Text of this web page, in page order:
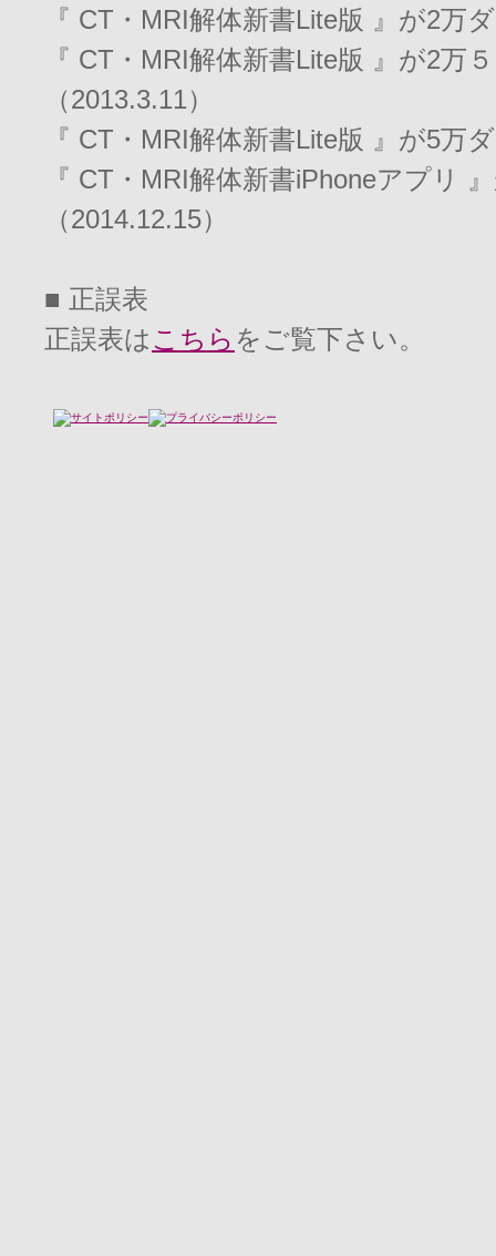
『 CT・MRI解体新書Lite版 』が2万
『 CT・MRI解体新書Lite版 』が2万
（2013.3.11）
『 CT・MRI解体新書Lite版 』が5万
『 CT・MRI解体新書iPhoneアプリ
（2014.12.15）
■ 正誤表
正誤表は こちら をご覧下さい。